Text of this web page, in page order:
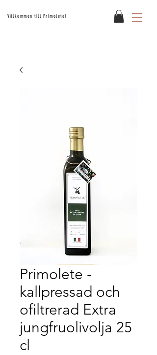
Välkommen till Primolete!
Primolete -
kallpressad och
ofiltrerad Extra
jungfruolivolja 25
cl